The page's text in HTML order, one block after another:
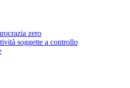
zero
soggette a controllo